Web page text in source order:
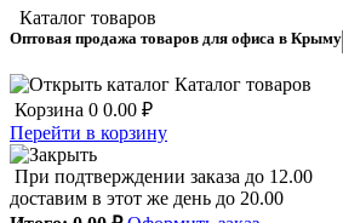
Каталог товаров
Оптовая продажа товаров для офиса в Крыму
Каталог товаров
Корзина 0 0.00 ₽
Перейти в корзину
При подтверждении заказа до 12.00
доставим в этот же день до 20.00